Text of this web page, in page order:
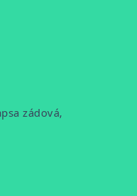
zádová,